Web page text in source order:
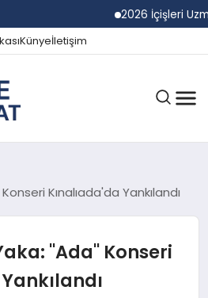
2026 İçişleri Uzman
Künyeİletişim
Kınalıada'da Yankılandı
"Ada" Konseri